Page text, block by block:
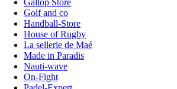
Gallop Store
Golf and co
Handball-Store
House of Rugby
La sellerie de Maé
Made in Paradis
Nauti-wave
On-Fight